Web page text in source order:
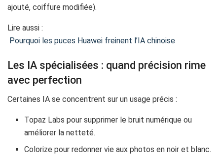
ajouté, coiffure modifiée).
Lire aussi :
Pourquoi les puces Huawei freinent l’IA chinoise
Les IA spécialisées : quand précision rime
avec perfection
Certaines IA se concentrent sur un usage précis :
Topaz Labs pour supprimer le bruit numérique ou
améliorer la netteté.
Colorize pour redonner vie aux photos en noir et blanc.